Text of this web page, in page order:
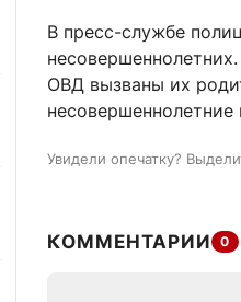
В пресс-службе
ОВД вызваны их
Увидели опечатку?
КОММЕНТАРИИ 0